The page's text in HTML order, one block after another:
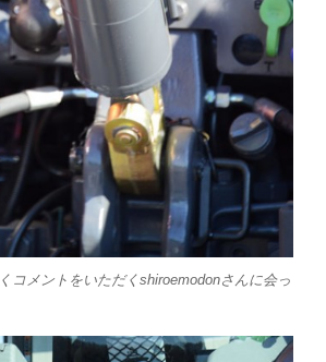
コメントをいただくshiroemodonさんに会っ